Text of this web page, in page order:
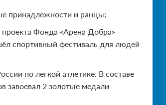
принадлежности и ранцы;
проекта Фонда «Арена Добра»
спортивный фестиваль для людей
по легкой атлетике. В составе
завоевал 2 золотые медали